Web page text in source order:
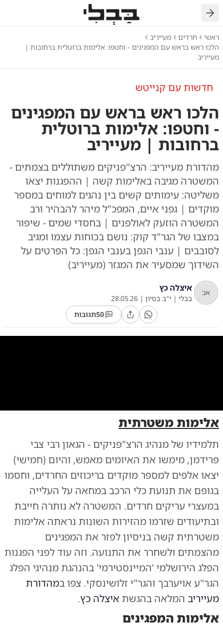
חזרה
ראשי חרדים
מעייריב
הלכו ראש בראש עם המפגינים - וחטפו: אלימות ברוטלית ברחובות |
מעייריב
חדשות עם קנייטש
הלכו ראש בראש עם המפגינים
- וחטפו: אלימות ברוטלית
ברחובות | מעייריב
מהדורת מעייריב: הרצ"פניקים משתוללים בצמתים -
המשטרה מגיבה באלימות קשה | ההפגנות יצאו
משליטה: עימותים קשים בין נהגים למוחים במספר
מוקדים | גפני איים, המפכ"ל מיהר להבהיר ורב
המשטרה הוזעק לאולפנים | בחסדי שמים - שיפור
במצבו של הגר"ד קוק: נושם בכוחות עצמו ומגיב
לסובבים | ענבי הגפן בענבי הגפן: כל הפרטים על
השידוך שמסעיר את המגזר (מעייריב)
אכ איצלה כץ
בבלי | י"ב בסיון |
28.05.26
50תגובות
| יעקב כהן | משה גולדשטיין | מוטי גרין | באדיבות המצלם | פלאש 90
אלימות משטרתית
תלמידיו של מנהיג הרצ"פניקים - הגאון רבי צבי
פרידמן, מימשו את האיומים מאמש, והיום (חמישי)
יצאו אלפים למספר מוקדים בריכוזים החרדים, וחסמו
בגופם את תנועת כלי הרכב במחאה על העלייה
במעצרי עריקים חרדים. המשטרה לא נותרה חייבת
ובתיעודים שזרמו מהזירות השונות נראתה אלימות
משטרתית קשה בניסיון לפזר את המפגינים
מהצמתים ולשחרר את התנועה. וזה עוד לפני הפגנות
הפלג הירושלמי 'המיינסטירמי' בהנהגת מנהיגי הפלג
הגר"ע אויערבך והגר"י זלושינסקי. צפו במהדורת
מעייריב המלאה בהגשת איצלה כץ.
אלימות המפגינים